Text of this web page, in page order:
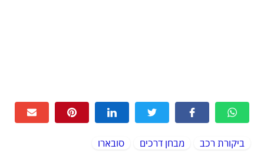
ביקורת רכב מבחן דרכים סובארו